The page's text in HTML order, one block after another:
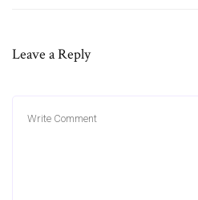
Leave a Reply